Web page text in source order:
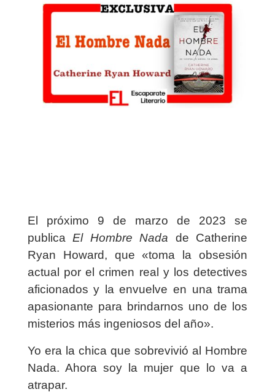
El próximo 9 de marzo de 2023 se
publicaEl Hombre Nada de Catherine
Ryan Howard, que «toma la obsesión
actual por el crimen real y los detectives
aficionados y la envuelve en una trama
apasionante para brindarnos uno de los
misterios más ingeniosos del año».
Yo era la chica que sobrevivió al Hombre
Nada. Ahora soy la mujer que lo va a
atrapar.